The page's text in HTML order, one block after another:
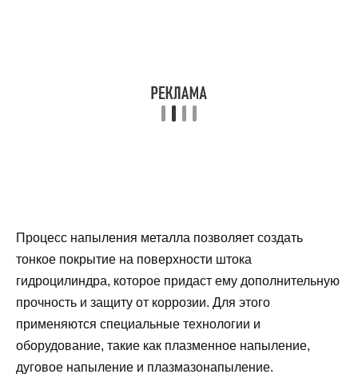
Процесс напыления металла позволяет создать
тонкое покрытие на поверхности штока
гидроцилиндра, которое придаст ему дополнительную
прочность и защиту от коррозии. Для этого
применяются специальные технологии и
оборудование, такие как плазменное напыление,
дуговое напыление и плазмазонапыление.